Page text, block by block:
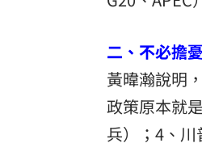
二、不必擔憂
黃暐瀚說明
政策原本就
兵）；4、川